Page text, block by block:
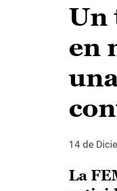
Un
en
14 de
La